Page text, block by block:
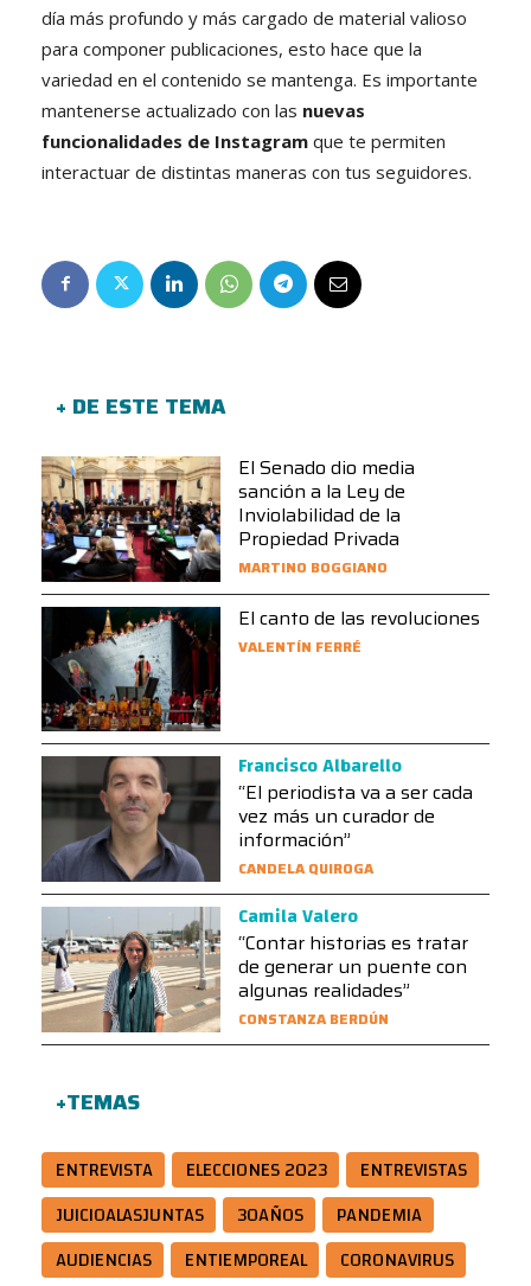
día más profundo y más cargado de material valioso
para componer publicaciones, esto hace que la
variedad en el contenido se mantenga. Es importante
mantenerse actualizado con las nuevas
funcionalidades de Instagram que te permiten
interactuar de distintas maneras con tus seguidores.
+ DE ESTE TEMA
El Senado dio media
sanción a la Ley de
Inviolabilidad de la
Propiedad Privada
MARTINO BOGGIANO
El canto de las revoluciones
VALENTÍN FERRÉ
Francisco Albarello
“El periodista va a ser cada
vez más un curador de
información”
CANDELA QUIROGA
Camila Valero
“Contar historias es tratar
de generar un puente con
algunas realidades”
CONSTANZA BERDÚN
+TEMAS
ENTREVISTA ELECCIONES 2023
ENTREVISTAS
JUICIOALASJUNTAS
30AÑOS
PANDEMIA
AUDIENCIAS
ENTIEMPOREAL
CORONAVIRUS